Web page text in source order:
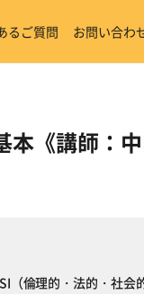
るご質問 お問い合わ
《講師：中
（倫理的・法的・社